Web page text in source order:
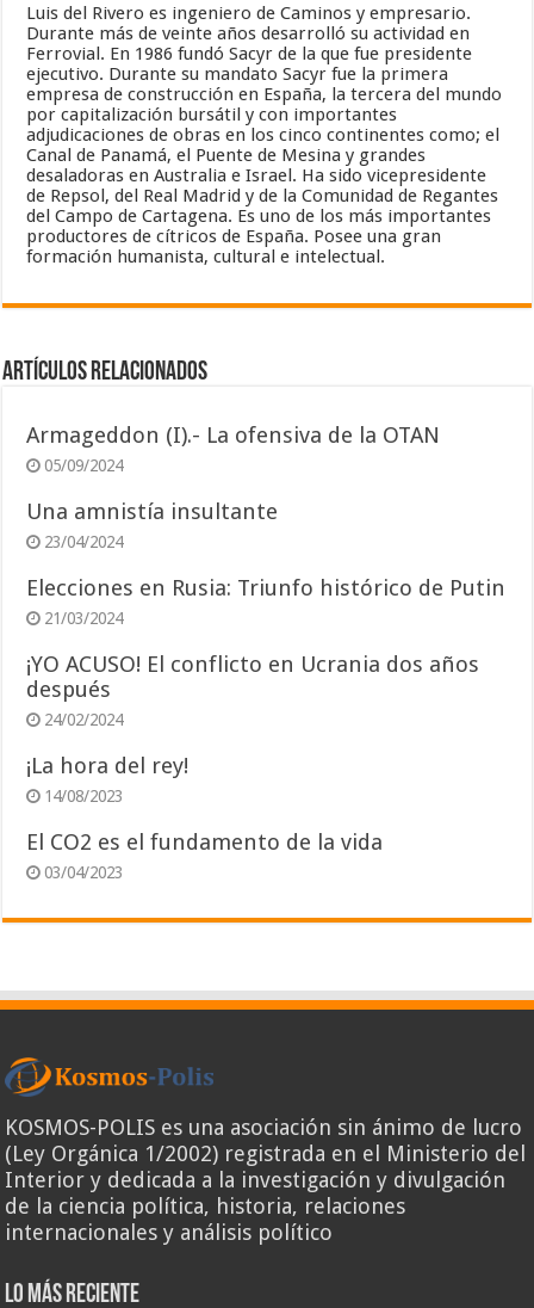
Luis del Rivero es ingeniero de Caminos y empresario.
Durante más de veinte años desarrolló su actividad en
Ferrovial. En 1986 fundó Sacyr de la que fue presidente
ejecutivo. Durante su mandato Sacyr fue la primera
empresa de construcción en España, la tercera del mundo
por capitalización bursátil y con importantes
adjudicaciones de obras en los cinco continentes como; el
Canal de Panamá, el Puente de Mesina y grandes
desaladoras en Australia e Israel. Ha sido vicepresidente
de Repsol, del Real Madrid y de la Comunidad de Regantes
del Campo de Cartagena. Es uno de los más importantes
productores de cítricos de España. Posee una gran
formación humanista, cultural e intelectual.
Artículos relacionados
Armageddon (I).- La ofensiva de la OTAN
05/09/2024
Una amnistía insultante
23/04/2024
Elecciones en Rusia: Triunfo histórico de Putin
21/03/2024
¡YO ACUSO! El conflicto en Ucrania dos años
después
24/02/2024
¡La hora del rey!
14/08/2023
El CO2 es el fundamento de la vida
03/04/2023
KOSMOS-POLIS es una asociación sin ánimo de lucro
(Ley Orgánica 1/2002) registrada en el Ministerio del
Interior y dedicada a la investigación y divulgación
de la ciencia política, historia, relaciones
internacionales y análisis político
Lo más reciente